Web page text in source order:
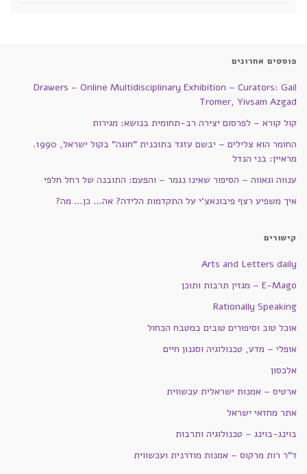
פוסטים אחרונים
Drawers – Online Multidisciplinary Exhibition – Curators: Gail
Tromer, Yivsam Azgad
קול קורא – לפרסום יצירה רב-תחומית בנושא: מגירות
החומר הוא צלילים – יבשם עזגד בתוכנית "חוגה" בקול ישראל, 1990.
מראיין: בני הנדל
ענווה וגאווה – הסיפור שאינו נגמר – והפעם: התובנה של רחל חלפי
איך משפיע רצף פיבונאצ'י על התקדמות הלידה? אה… כן… מה?
קישורים
Arts and Letters daily
E-Mago – מגזין תרבות ותוכן
Rationally Speaking
אוכל טוב וסיפורים טובים במטבח הכחול
אופלי – מדע, טכנולוגיה וסגנון חיים
אלכסון
ארטיס – אמנות ישראלית עכשווית
אתר מחזאי ישראל
בוינג-בוינג – טכנולוגיה ותרבות
ד"ר רות מרקוס – אמנות מודרנית ועכשווית